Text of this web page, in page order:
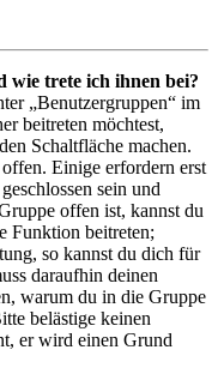
wie trete ich ihnen bei?
„Benutzergruppen“ im
beitreten möchtest,
Schaltfläche machen.
Einige erfordern erst
sein und
offen ist, kannst du
Funktion beitreten;
so kannst du dich für
daraufhin deinen
warum du in die Gruppe
belästige keinen
er wird einen Grund